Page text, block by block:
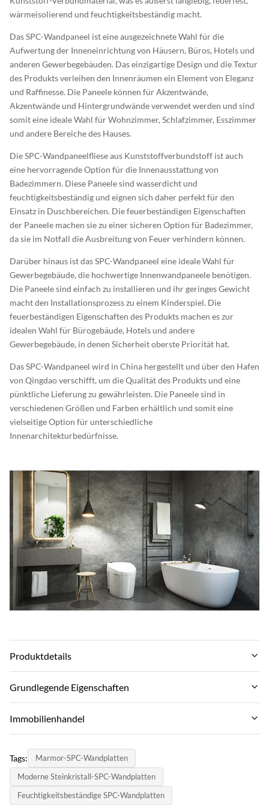
wärmeisolierend und feuchtigkeitsbeständig macht.
Das SPC-Wandpaneel ist eine ausgezeichnete Wahl für die
Aufwertung der Inneneinrichtung von Häusern, Büros, Hotels und
anderen Gewerbegebäuden. Das einzigartige Design und die Textur
des Produkts verleihen den Innenräumen ein Element von Eleganz
und Raffinesse. Die Paneele können für Akzentwände,
Akzentwände und Hintergrundwände verwendet werden und sind
somit eine ideale Wahl für Wohnzimmer, Schlafzimmer, Esszimmer
und andere Bereiche des Hauses.
Die SPC-Wandpaneelfliese aus Kunststoffverbundstoff ist auch
eine hervorragende Option für die Innenausstattung von
Badezimmern. Diese Paneele sind wasserdicht und
feuchtigkeitsbeständig und eignen sich daher perfekt für den
Einsatz in Duschbereichen. Die feuerbeständigen Eigenschaften
der Paneele machen sie zu einer sicheren Option für Badezimmer,
da sie im Notfall die Ausbreitung von Feuer verhindern können.
Darüber hinaus ist das SPC-Wandpaneel eine ideale Wahl für
Gewerbegebäude, die hochwertige Innenwandpaneele benötigen.
Die Paneele sind einfach zu installieren und ihr geringes Gewicht
macht den Installationsprozess zu einem Kinderspiel. Die
feuerbeständigen Eigenschaften des Produkts machen es zur
idealen Wahl für Bürogebäude, Hotels und andere
Gewerbegebäude, in denen Sicherheit oberste Priorität hat.
Das SPC-Wandpaneel wird in China hergestellt und über den Hafen
von Qingdao verschifft, um die Qualität des Produkts und eine
pünktliche Lieferung zu gewährleisten. Die Paneele sind in
verschiedenen Größen und Farben erhältlich und somit eine
vielseitige Option für unterschiedliche
Innenarchitekturbedürfnisse.
Produktdetails
Fire Resistance:
Port:
Function:
Feuerfeste, Wärmeisolierung, Feuchtigkeit
Material:
Grundlegende Eigenschaften
Markenname:
Produktmodell:
SPC -Wandplatte
Zertifikat:
Immobilienhandel
500-600㎡
Zahlungsmethode:
L/C, T/T
Tags:
Marmor-SPC-Wandplatten
Moderne Steinkristall-SPC-Wandplatten
Feuchtigkeitsbeständige SPC-Wandplatten